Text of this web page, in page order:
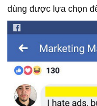
dùng được lựa chọn